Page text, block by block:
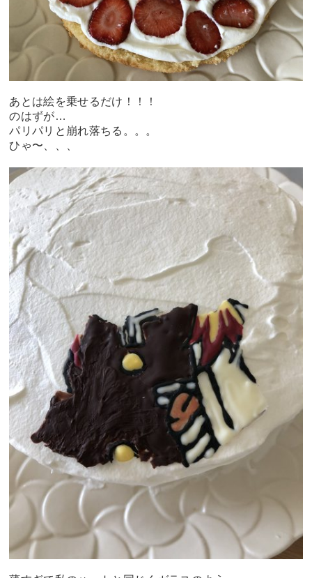
あとは絵を乗せるだけ！！！
のはずが…
パリパリと崩れ落ちる。。。
ひゃ〜、、、